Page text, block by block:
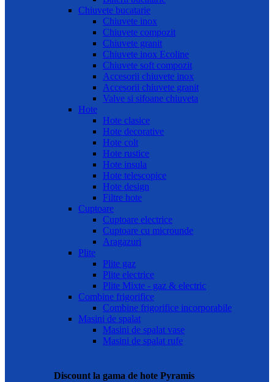
Chiuvete bucatarie
Chiuvete inox
Chiuvete compozit
Chiuvete granit
Chiuvete inox Ecoline
Chiuvete soft compozit
Accesorii chiuvete inox
Accesorii chiuvete granit
Valve si sifoane chiuveta
Hote
Hote clasice
Hote decorative
Hote colt
Hote rustice
Hote insula
Hote telescopice
Hote design
Filtre hote
Cuptoare
Cuptoare electrice
Cuptoare cu microunde
Aragazuri
Plite
Plite gaz
Plite electrice
Plite Mixte - gaz & electric
Combine frigorifice
Combine frigorifice incorporabile
Masini de spalat
Masini de spalat vase
Masini de spalat rufe
Discount la gama de hote Pyramis